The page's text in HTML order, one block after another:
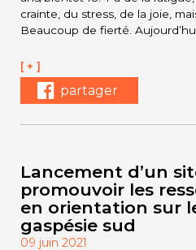
crainte, du stress, de la joie,
Beaucoup de fierté.
[ + ]
partager
Lancement d’un
promouvoir les
en orientation sur
gaspésie sud
09 juin 2021